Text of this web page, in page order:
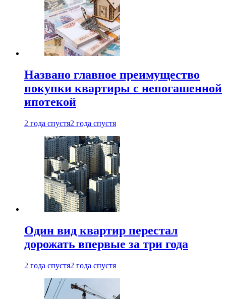
Названо главное преимущество
покупки квартиры с непогашенной
ипотекой
2 года спустя2 года спустя
Один вид квартир перестал
дорожать впервые за три года
2 года спустя2 года спустя